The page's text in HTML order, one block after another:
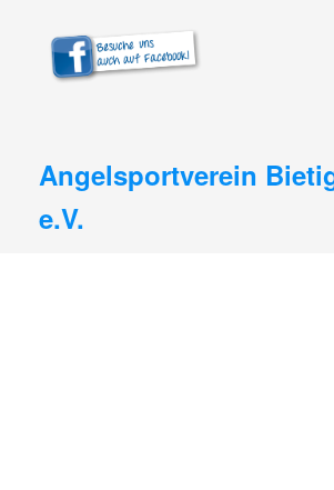
Angelsportverein
e.V.